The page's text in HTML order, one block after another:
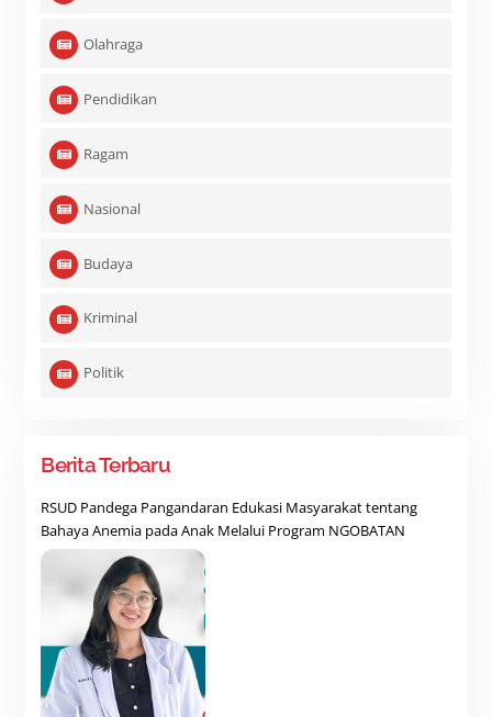
Olahraga
Pendidikan
Ragam
Nasional
Budaya
Kriminal
Politik
Berita Terbaru
RSUD Pandega Pangandaran Edukasi Masyarakat tentang
Bahaya Anemia pada Anak Melalui Program NGOBATAN